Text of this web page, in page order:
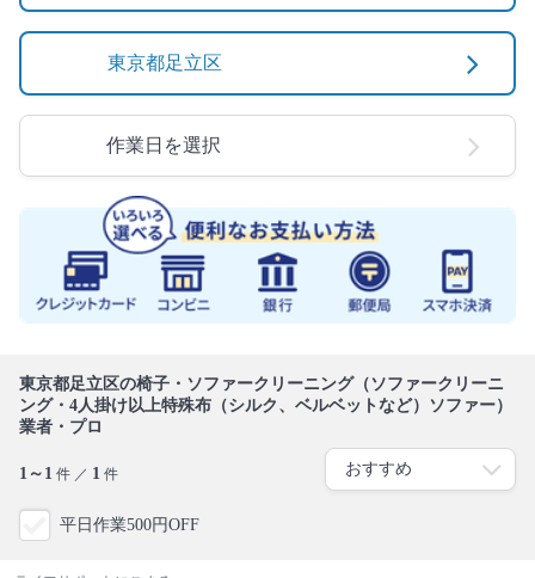
東京都足立区
作業日を選択
東京都足立区の椅子・ソファークリーニング（ソファークリーニ
ング・4人掛け以上特殊布（シルク、ベルベットなど）ソファー）
業者・プロ
1～1 件 ／ 1 件
平日作業500円OFF